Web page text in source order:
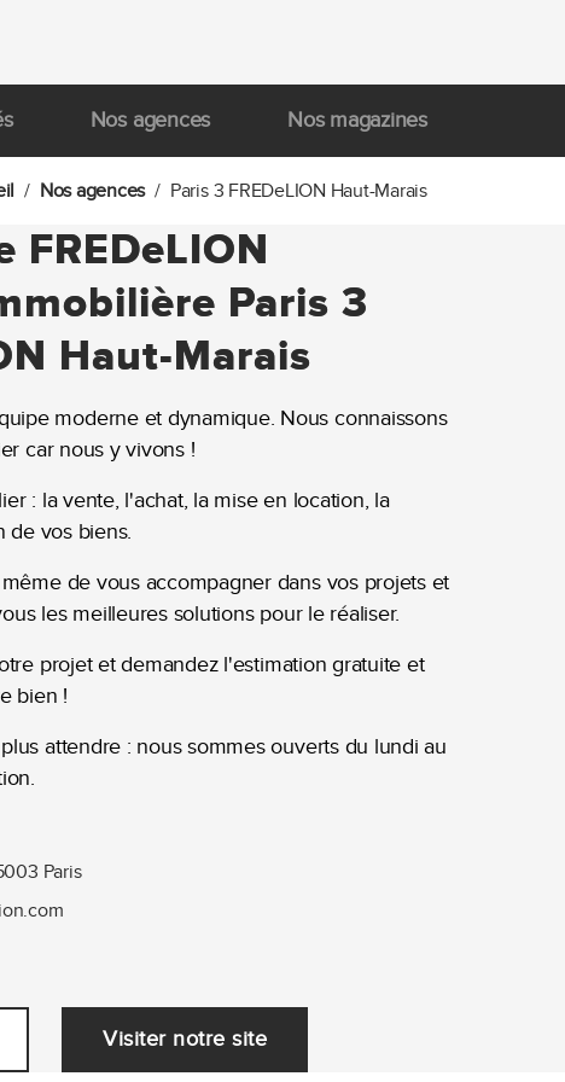
Nos agences Nos magazines
Nos agences Paris 3 FREDeLION Haut-Marais
FREDeLION
Paris 3
Haut-Marais
moderne et dynamique. Nous connaissons
car nous y vivons !
: la vente, l'achat, la mise en location, la
de vos biens.
même de vous accompagner dans vos projets et
les meilleures solutions pour le réaliser.
projet et demandez l'estimation gratuite et
bien !
attendre : nous sommes ouverts du lundi au
Paris
Visiter notre site